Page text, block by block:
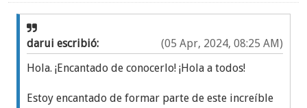
(05 Apr, 2024, 08:25 AM)
darui escribió:
Hola. ¡Encantado de conocerlo! ¡Hola a todos!
Estoy encantado de formar parte de este increíble